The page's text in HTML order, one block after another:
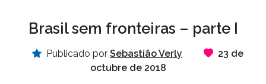
Brasil sem fronteiras – parte I
Publicado por Sebastião Verly
23 de
octubre de 2018